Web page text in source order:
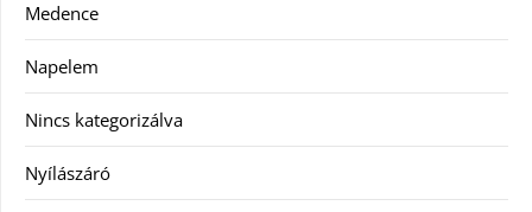
Medence
Napelem
Nincs kategorizálva
Nyílászáró